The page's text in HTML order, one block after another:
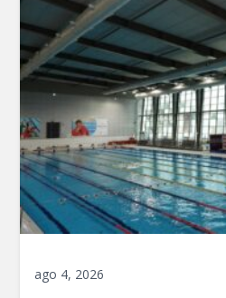
ago 4, 2026